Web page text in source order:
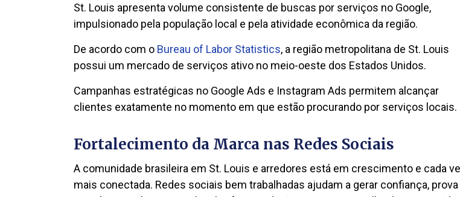
St. Louis apresenta volume consistente de buscas por serviços no Google,
impulsionado pela população local e pela atividade econômica da região.
De acordo com o Bureau of Labor Statistics, a região metropolitana de St. Louis
possui um mercado de serviços ativo no meio-oeste dos Estados Unidos.
Campanhas estratégicas no Google Ads e Instagram Ads permitem alcançar
clientes exatamente no momento em que estão procurando por serviços locais.
Fortalecimento da Marca nas Redes Sociais
A comunidade brasileira em St. Louis e arredores está em crescimento e cada
mais conectada. Redes sociais bem trabalhadas ajudam a gerar confiança, prova